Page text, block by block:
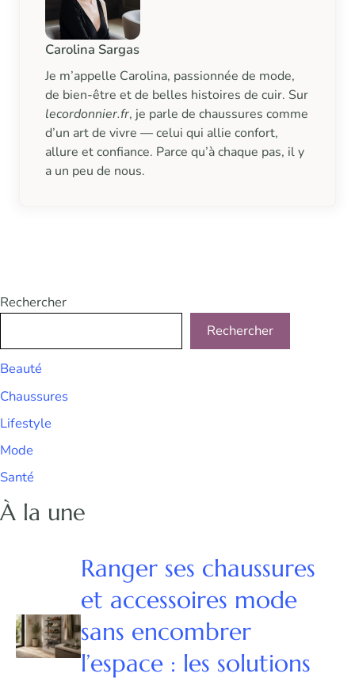
Carolina Sargas
Je m’appelle Carolina, passionnée de mode,
de bien-être et de belles histoires de cuir. Sur
lecordonnier.fr, je parle de chaussures comme
d’un art de vivre — celui qui allie confort,
allure et confiance. Parce qu’à chaque pas, il y
a un peu de nous.
Rechercher
Rechercher
Beauté
Chaussures
Lifestyle
Mode
Santé
À la une
Ranger ses chaussures
et accessoires mode
sans encombrer
l’espace : les solutions